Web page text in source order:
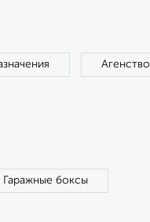
Агенство
Гаражные боксы